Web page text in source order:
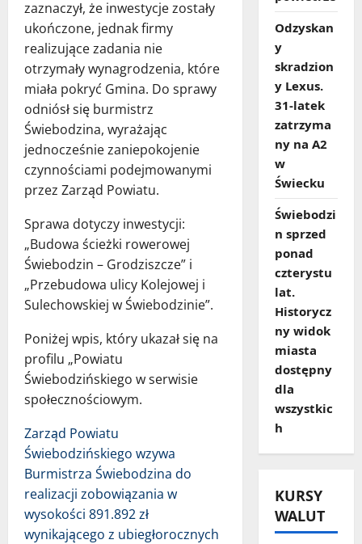
zaznaczył, że inwestycje zostały
ukończone, jednak firmy
realizujące zadania nie
otrzymały wynagrodzenia, które
miała pokryć Gmina. Do sprawy
odniósł się burmistrz
Świebodzina, wyrażając
jednocześnie zaniepokojenie
czynnościami podejmowanymi
przez Zarząd Powiatu.
Sprawa dotyczy inwestycji:
„Budowa ścieżki rowerowej
Świebodzin – Grodziszcze” i
„Przebudowa ulicy Kolejowej i
Sulechowskiej w Świebodzinie”.
Poniżej wpis, który ukazał się na
profilu „Powiatu
Świebodzińskiego w serwisie
społecznościowym.
Zarząd Powiatu
Świebodzińskiego wzywa
Burmistrza Świebodzina do
realizacji zobowiązania w
wysokości 891.892 zł
wynikającego z ubiegłorocznych
Odzyskan
y
skradzion
y Lexus.
31‑latek
zatrzyma
ny na A2
w
Świecku
Świebodzi
n sprzed
ponad
czterystu
lat.
Historycz
ny widok
miasta
dostępny
dla
wszystkic
h
KURSY
WALUT